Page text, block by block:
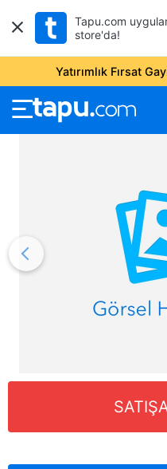
Tapu.com
store'da!
Yatırımlık Fırsat